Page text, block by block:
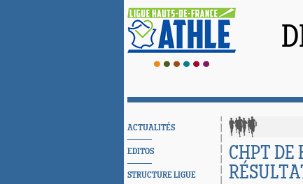
ACTUALITÉS
EDITOS
STRUCTURE LIGUE
CHPT DE